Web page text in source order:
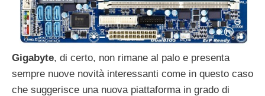
Gigabyte, di certo, non rimane al palo e presenta
sempre nuove novità interessanti come in questo caso
che suggerisce una nuova piattaforma in grado di